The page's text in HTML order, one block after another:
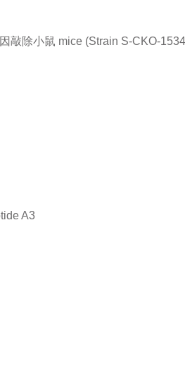
敲除小鼠 mice (Strain S-CKO-
A3